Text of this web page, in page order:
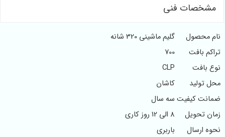
مشخصات فنی
نام محصول
گلیم ماشینی 320 شانه
تراکم بافت
700
نوع بافت
CLP
محل تولید
کاشان
ضمانت کیفیت سه سال
زمان تحویل
8 الی 12 روز کاری
نحوه ارسال
باربری